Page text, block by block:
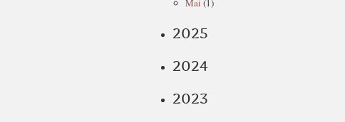
Mai (1)
2025
2024
2023